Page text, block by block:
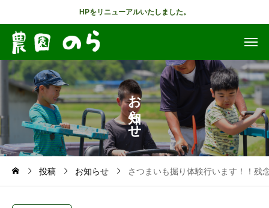
HPをリニューアルいたしました。
お
ら
せ
投稿 お知らせ さつまいも掘り体験行います！！残